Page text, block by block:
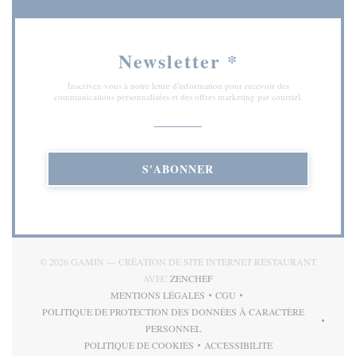
Newsletter *
Inscrivez-vous à notre lettre d'information pour recevoir des
communications personnalisées et des offres marketing par courriel.
S'ABONNER
© 2026 GAMIN — CRÉATION DE SITE INTERNET RESTAURANT
AVEC ZENCHEF((OUVRE UNE NOUVELLE
MENTIONS LÉGALES
((OUVRE UNE NOUVELLE FENÊTRE))
CGU
((OUVRE UNE NOUVELLE
POLITIQUE DE PROTECTION DES DONNÉES À CARACTÈRE
PERSONNEL((OUVRE UNE NOUVELLE FENÊTRE))
POLITIQUE DE COOKIES
((OUVRE UNE NOUVELLE FENÊTRE))
ACCESSIBILITE
((OUVRE UNE NOUVELLE